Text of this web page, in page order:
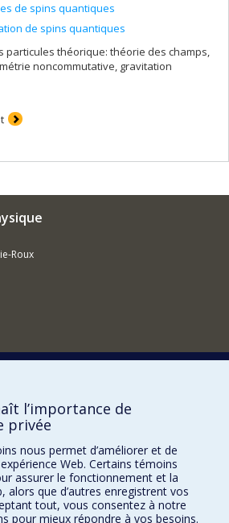
de spins quantiques
de spins quantiques
particules théorique: théorie des champs,
noncommutative, gravitation
Roux
l’importance de
privée
nous permet d’améliorer et de
Web. Certains témoins
assurer le fonctionnement et la
alors que d’autres enregistrent vos
tout, vous consentez à notre
pour mieux répondre à vos besoins.